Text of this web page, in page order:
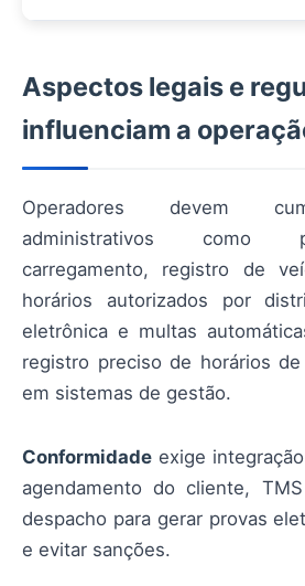
Aspectos legais e
influenciam a
Operadores devem
administrativos como
carregamento, registro de
horários autorizados por
eletrônica e multas
registro preciso de horários
em sistemas de gestão.
Conformidade exige
agendamento do cliente,
despacho para gerar provas
e evitar sanções.